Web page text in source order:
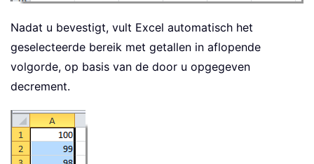
Nadat u bevestigt, vult Excel automatisch het
geselecteerde bereik met getallen in aflopende
volgorde, op basis van de door u opgegeven
decrement.